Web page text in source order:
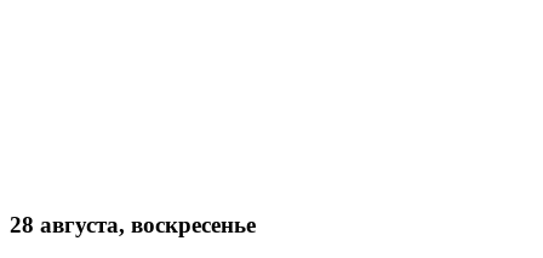
28 августа, воскресенье